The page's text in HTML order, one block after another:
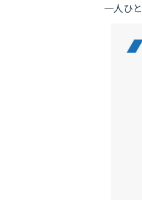
一人ひ